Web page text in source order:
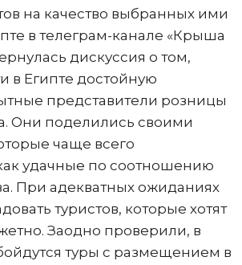
на качество выбранных ими
в телеграм-канале «Крыша
дискуссия о том,
в Египте достойную
представители розницы
Они поделились своими
чаще всего
удачные по соотношению
При адекватных ожиданиях
туристов, которые хотят
Заодно проверили, в
туры с размещением в